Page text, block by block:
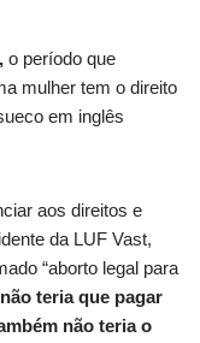
o período que
mulher tem o direito
em inglês
aos direitos e
da LUF Vast,
“aborto legal para
teria que pagar
não teria o